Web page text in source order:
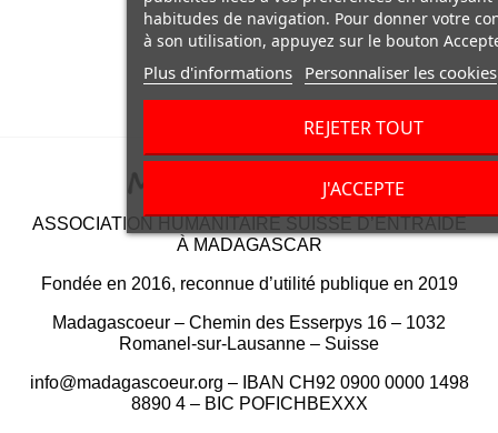
ASSOCIATION HUMANITAIRE SUISSE D’ENTRAIDE
À MADAGASCAR
Fondée en 2016, reconnue d’utilité publique en 2019
Madagascoeur – Chemin des Esserpys 16 – 1032
Romanel-sur-Lausanne – Suisse
info@madagascoeur.org – IBAN CH92 0900 0000 1498
8890 4 – BIC POFICHBEXXX
habitudes de navigation. Pour donner votre
à son utilisation, appuyez sur le bouton
Plus d'informations Personnaliser les cookies
REJETER TOUT
J'ACCEPTE